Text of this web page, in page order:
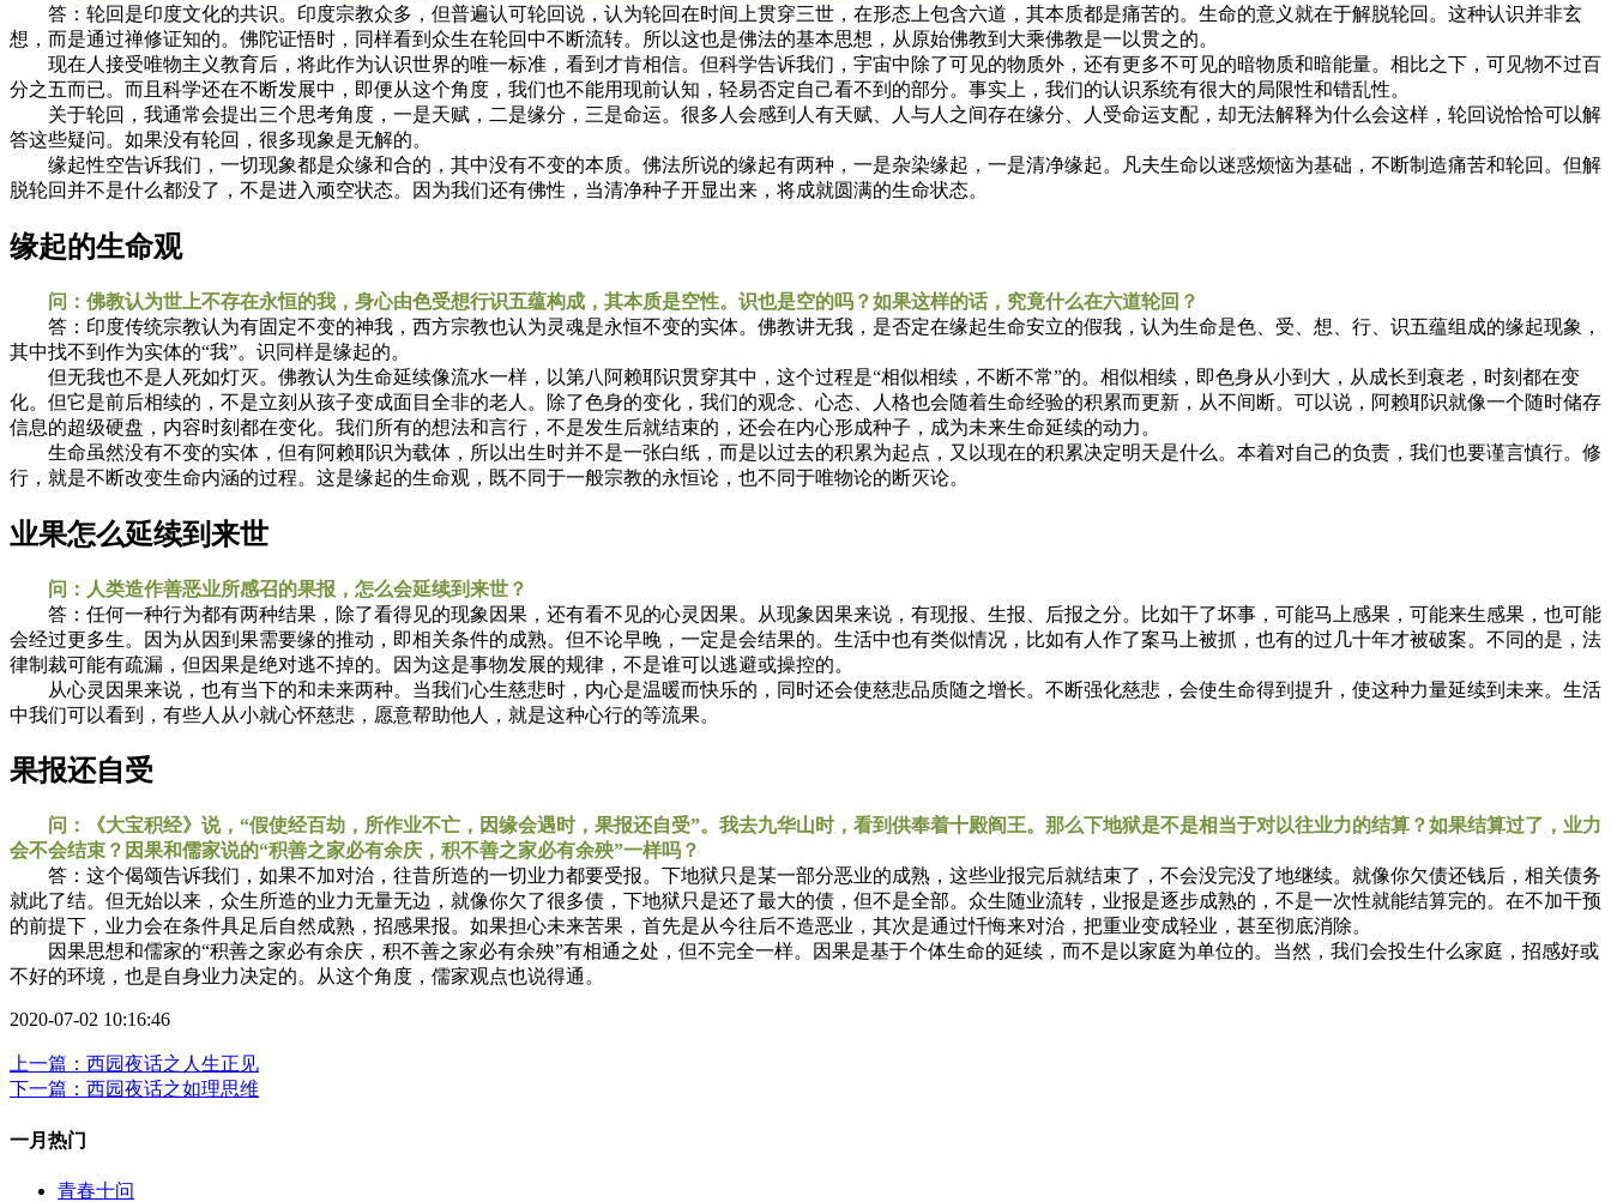
答：轮回是印度文化的共识。印度宗教众多，但普遍认可轮回说，认为轮回在时间上贯穿三世，在形态上包含六道，其本质都是痛苦的。生命的意义就在于解脱轮回。这种认识并非玄
想，而是通过禅修证知的。佛陀证悟时，同样看到众生在轮回中不断流转。所以这也是佛法的基本思想，从原始佛教到大乘佛教是一以贯之的。
现在人接受唯物主义教育后，将此作为认识世界的唯一标准，看到才肯相信。但科学告诉我们，宇宙中除了可见的物质外，还有更多不可见的暗物质和暗能量。相比之下，可见物不过百
分之五而已。而且科学还在不断发展中，即便从这个角度，我们也不能用现前认知，轻易否定自己看不到的部分。事实上，我们的认识系统有很大的局限性和错乱性。
关于轮回，我通常会提出三个思考角度，一是天赋，二是缘分，三是命运。很多人会感到人有天赋、人与人之间存在缘分、人受命运支配，却无法解释为什么会这样，轮回说恰恰可以解
答这些疑问。如果没有轮回，很多现象是无解的。
缘起性空告诉我们，一切现象都是众缘和合的，其中没有不变的本质。佛法所说的缘起有两种，一是杂染缘起，一是清净缘起。凡夫生命以迷惑烦恼为基础，不断制造痛苦和轮回。但解
脱轮回并不是什么都没了，不是进入顽空状态。因为我们还有佛性，当清净种子开显出来，将成就圆满的生命状态。
缘起的生命观
问：佛教认为世上不存在永恒的我，身心由色受想行识五蕴构成，其本质是空性。识也是空的吗？如果这样的话，究竟什么在六道轮回？
答：印度传统宗教认为有固定不变的神我，西方宗教也认为灵魂是永恒不变的实体。佛教讲无我，是否定在缘起生命安立的假我，认为生命是色、受、想、行、识五蕴组成的缘起现象，
其中找不到作为实体的“我”。识同样是缘起的。
但无我也不是人死如灯灭。佛教认为生命延续像流水一样，以第八阿赖耶识贯穿其中，这个过程是“相似相续，不断不常”的。相似相续，即色身从小到大，从成长到衰老，时刻都在变
化。但它是前后相续的，不是立刻从孩子变成面目全非的老人。除了色身的变化，我们的观念、心态、人格也会随着生命经验的积累而更新，从不间断。可以说，阿赖耶识就像一个随时储存
信息的超级硬盘，内容时刻都在变化。我们所有的想法和言行，不是发生后就结束的，还会在内心形成种子，成为未来生命延续的动力。
生命虽然没有不变的实体，但有阿赖耶识为载体，所以出生时并不是一张白纸，而是以过去的积累为起点，又以现在的积累决定明天是什么。本着对自己的负责，我们也要谨言慎行。修
行，就是不断改变生命内涵的过程。这是缘起的生命观，既不同于一般宗教的永恒论，也不同于唯物论的断灭论。
业果怎么延续到来世
问：人类造作善恶业所感召的果报，怎么会延续到来世？
答：任何一种行为都有两种结果，除了看得见的现象因果，还有看不见的心灵因果。从现象因果来说，有现报、生报、后报之分。比如干了坏事，可能马上感果，可能来生感果，也可能
会经过更多生。因为从因到果需要缘的推动，即相关条件的成熟。但不论早晚，一定是会结果的。生活中也有类似情况，比如有人作了案马上被抓，也有的过几十年才被破案。不同的是，法
律制裁可能有疏漏，但因果是绝对逃不掉的。因为这是事物发展的规律，不是谁可以逃避或操控的。
从心灵因果来说，也有当下的和未来两种。当我们心生慈悲时，内心是温暖而快乐的，同时还会使慈悲品质随之增长。不断强化慈悲，会使生命得到提升，使这种力量延续到未来。生活
中我们可以看到，有些人从小就心怀慈悲，愿意帮助他人，就是这种心行的等流果。
果报还自受
问：《大宝积经》说，“假使经百劫，所作业不亡，因缘会遇时，果报还自受”。我去九华山时，看到供奉着十殿阎王。那么下地狱是不是相当于对以往业力的结算？如果结算过了，业力
会不会结束？因果和儒家说的“积善之家必有余庆，积不善之家必有余殃”一样吗？
答：这个偈颂告诉我们，如果不加对治，往昔所造的一切业力都要受报。下地狱只是某一部分恶业的成熟，这些业报完后就结束了，不会没完没了地继续。就像你欠债还钱后，相关债务
就此了结。但无始以来，众生所造的业力无量无边，就像你欠了很多债，下地狱只是还了最大的债，但不是全部。众生随业流转，业报是逐步成熟的，不是一次性就能结算完的。在不加干预
的前提下，业力会在条件具足后自然成熟，招感果报。如果担心未来苦果，首先是从今往后不造恶业，其次是通过忏悔来对治，把重业变成轻业，甚至彻底消除。
因果思想和儒家的“积善之家必有余庆，积不善之家必有余殃”有相通之处，但不完全一样。因果是基于个体生命的延续，而不是以家庭为单位的。当然，我们会投生什么家庭，招感好或
不好的环境，也是自身业力决定的。从这个角度，儒家观点也说得通。
2020-07-02 10:16:46
上一篇：西园夜话之人生正见
下一篇：西园夜话之如理思维
一月热门
青春十问